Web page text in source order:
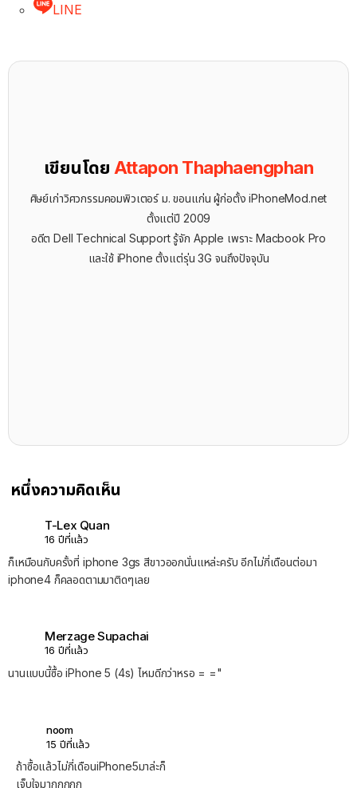
LINE
เขียนโดย Attapon Thaphaengphan
ศิษย์เก่าวิศวกรรมคอมพิวเตอร์ ม. ขอนแก่น ผู้ก่อตั้ง iPhoneMod.net
ตั้งแต่ปี 2009
อดีต Dell Technical Support รู้จัก ​Apple เพราะ Macbook Pro
และใช้ iPhone ตั้งแต่รุ่น 3G จนถึงปัจจุบัน
หนึ่งความคิดเห็น
T-Lex Quan
16 ปีที่แล้ว
ก็เหมือนกับครั้งที่ iphone 3gs สีขาวออกนั่นแหล่ะครับ อีกไม่กี่เดือนต่อมา
iphone4 ก็คลอดตามมาติดๆเลย
Merzage Supachai
16 ปีที่แล้ว
นานแบบนี้ซื้อ iPhone 5 (4s) ไหมดีกว่าหรอ = ="
noom
15 ปีที่แล้ว
ถ้าซื้อแล้วไม่กี่เดือนiPhone5มาล่ะก็
เจ็บใจมากกกกก